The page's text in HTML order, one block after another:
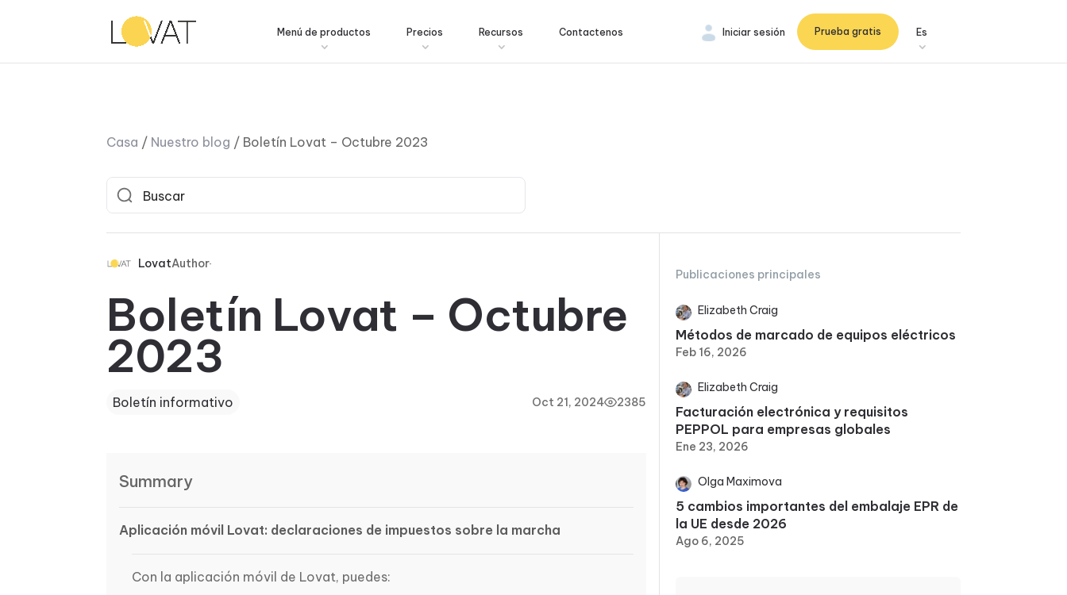
Menú de productos Precios Recursos Contactenos Es
Prueba gratis
Iniciar sesión
Casa / Nuestro blog / Boletín Lovat – Octubre 2023
LovatAuthor
Boletín Lovat – Octubre
2023
Boletín informativo Oct 21, 2024 2385
Summary
Aplicación móvil Lovat: declaraciones de impuestos sobre la marcha
Con la aplicación móvil de Lovat, puedes:
Publicaciones principales
Elizabeth Craig
Métodos de marcado de equipos eléctricos
Feb 16, 2026
Elizabeth Craig
Facturación electrónica y requisitos
PEPPOL para empresas globales
Ene 23, 2026
Olga Maximova
5 cambios importantes del embalaje EPR de
la UE desde 2026
Ago 6, 2025